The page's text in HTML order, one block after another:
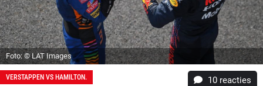
Foto: © LAT Images
VERSTAPPEN VS HAMILTON. 10 reacties